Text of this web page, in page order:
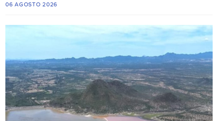
06 AGOSTO 2026